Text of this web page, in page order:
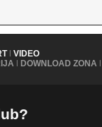
| VIDEO
| DOWNLOAD ZONA |